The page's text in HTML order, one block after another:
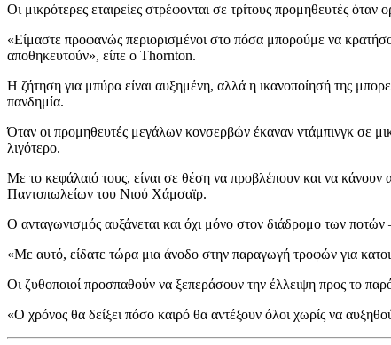
Οι μικρότερες εταιρείες στρέφονται σε τρίτους προμηθευτές
«Είμαστε προφανώς περιορισμένοι στο πόσα μπορούμε να
αποθηκευτούν», είπε ο Thornton.
Η ζήτηση για μπύρα είναι αυξημένη, αλλά η ικανοποίησή της
πανδημία.
Όταν οι προμηθευτές μεγάλων κονσερβών έκαναν ντάμπινγκ σε
λιγότερο.
Με το κεφάλαιό τους, είναι σε θέση να προβλέπουν και να
Παντοπωλείων του Νιού Χάμσαϊρ.
Ο ανταγωνισμός αυξάνεται και όχι μόνο στον διάδρομο των
«Με αυτό, είδατε τώρα μια άνοδο στην παραγωγή τροφών για
Οι ζυθοποιοί προσπαθούν να ξεπεράσουν την έλλειψη προς το
«Ο χρόνος θα δείξει πόσο καιρό θα αντέξουν όλοι χωρίς να